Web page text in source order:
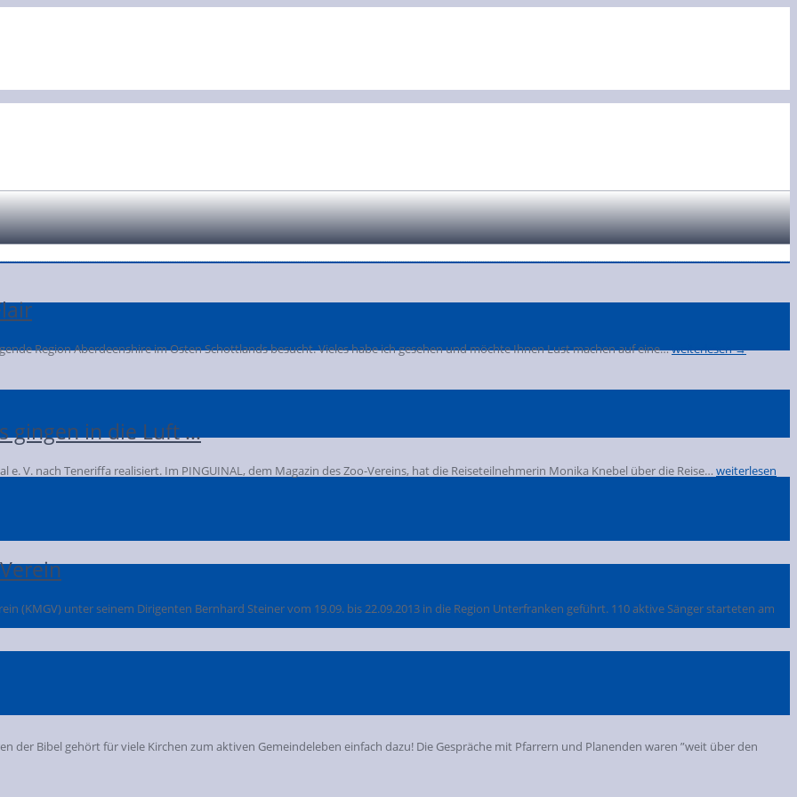
Region Aberdeenshire im Osten Schottlands besucht. Vieles habe ich gesehen und möchte Ihnen Lust machen auf eine…weiterlesen →
gingen in die Luft …
V. nach Teneriffa realisiert. Im PINGUINAL, dem Magazin des Zoo-Vereins, hat die Reiseteilnehmerin Monika Knebel über die Reise… weiterlesen
(KMGV) unter seinem Dirigenten Bernhard Steiner vom 19.09. bis 22.09.2013 in die Region Unterfranken geführt. 110 aktive Sänger starteten am
der Bibel gehört für viele Kirchen zum aktiven Gemeindeleben einfach dazu! Die Gespräche mit Pfarrern und Planenden waren ”weit über den